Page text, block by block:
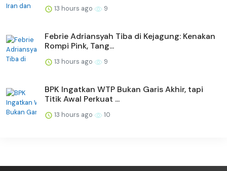
13 hours ago 9
Febrie Adriansyah Tiba di Kejagung: Kenakan
Rompi Pink, Tang...
13 hours ago 9
BPK Ingatkan WTP Bukan Garis Akhir, tapi
Titik Awal Perkuat ...
13 hours ago 10